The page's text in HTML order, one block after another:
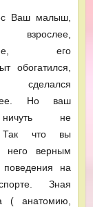
Ваш малыш,
его
обогатился,
Но ваш
ничуть не
Так что вы
него верным
поведения на
Зная
( анатомию,